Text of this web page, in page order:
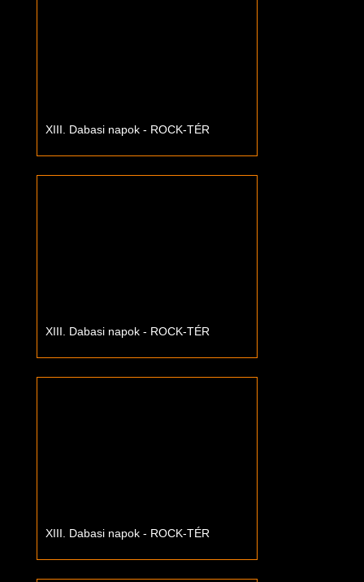
XIII. Dabasi napok - ROCK-TÉR
XIII. Dabasi napok - ROCK-TÉR
XIII. Dabasi napok - ROCK-TÉR